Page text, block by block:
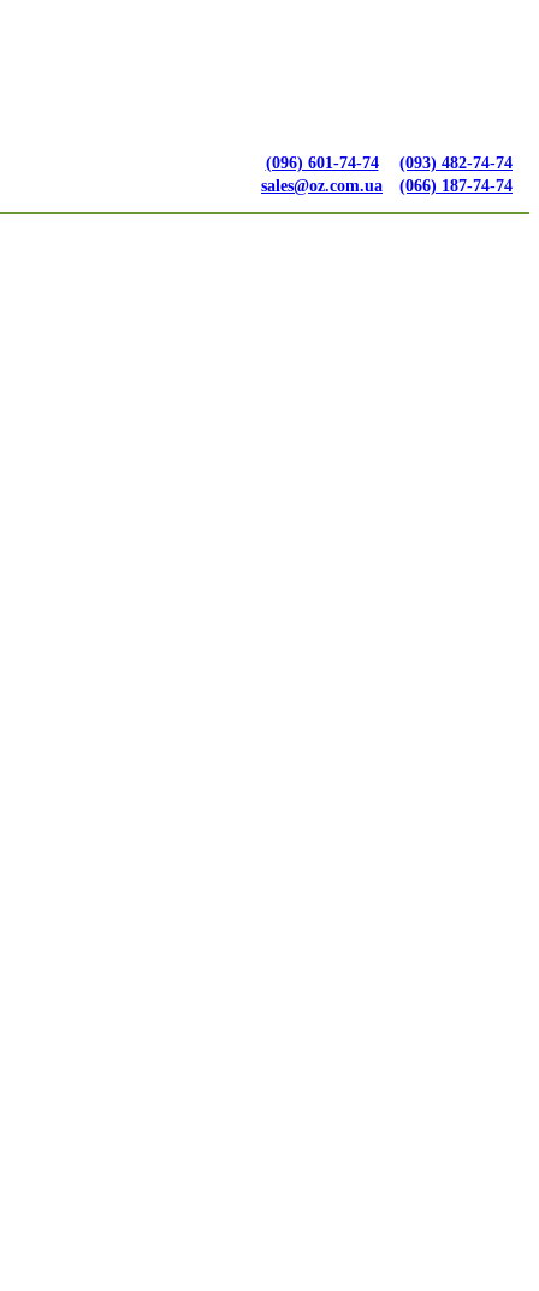
(096) 601-74-74
sales@oz.com.ua
(093) 482-74-74
(066) 187-74-74